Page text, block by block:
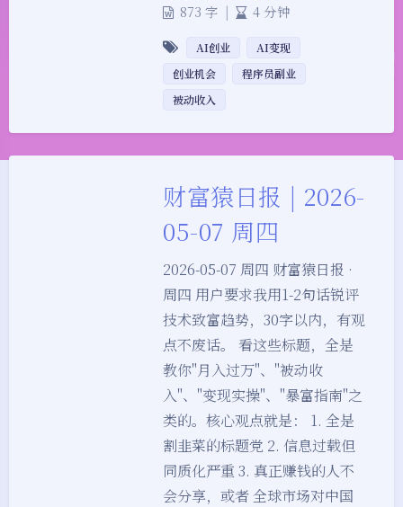
873 字 | 4 分钟
AI创业
AI变现
创业机会
程序员副业
被动收入
财富猿日报 | 2026-
05-07 周四
2026-05-07 周四 财富猿日报 ·
周四 用户要求我用1-2句话锐评
技术致富趋势，30字以内，有观
点不废话。 看这些标题，全是
教你"月入过万"、"被动收
入"、"变现实操"、"暴富指南"之
类的。核心观点就是： 1. 全是
割韭菜的标题党 2. 信息过载但
同质化严重 3. 真正赚钱的人不
会分享，或者 全球市场对中国